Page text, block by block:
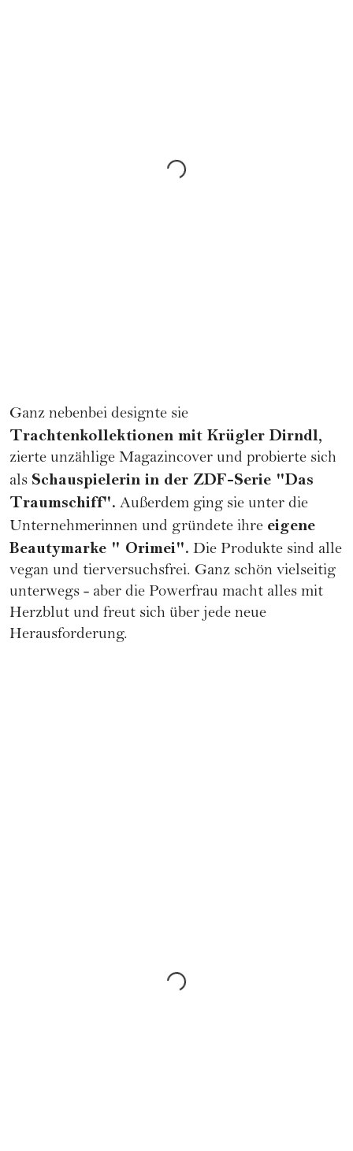
Ganz nebenbei designte sie
Trachtenkollektionen mit Krügler Dirndl,
zierte unzählige Magazincover und probierte sich
als Schauspielerin in der ZDF-Serie "Das
Traumschiff". Außerdem ging sie unter die
Unternehmerinnen und gründete ihre eigene
Beautymarke " Orimei". Die Produkte sind alle
vegan und tierversuchsfrei. Ganz schön vielseitig
unterwegs - aber die Powerfrau macht alles mit
Herzblut und freut sich über jede neue
Herausforderung.